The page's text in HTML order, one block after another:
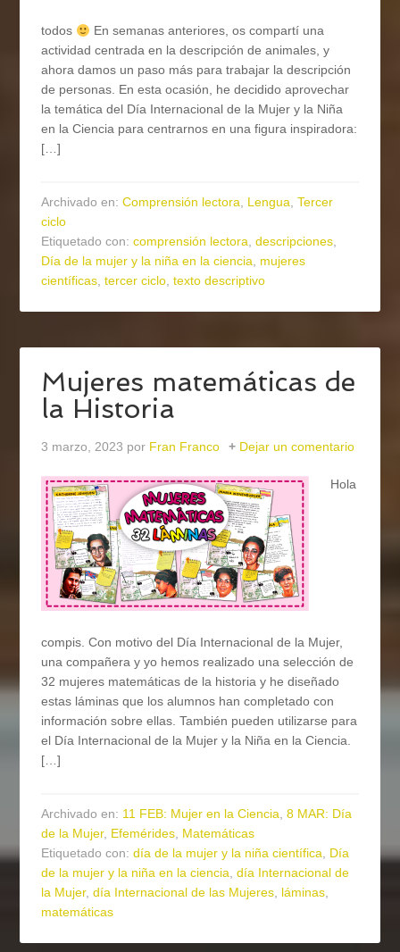
todos
En semanas anteriores, os compartí una
actividad centrada en la descripción de animales, y
ahora damos un paso más para trabajar la descripción
de personas. En esta ocasión, he decidido aprovechar
la temática del Día Internacional de la Mujer y la Niña
en la Ciencia para centrarnos en una figura inspiradora:
[…]
Archivado en:Comprensión lectora, Lengua,Tercer
ciclo
Etiquetado con:comprensión lectora,descripciones,
Día de la mujer y la niña en la ciencia, mujeres
científicas,tercer ciclo,texto descriptivo
Mujeres matemáticas de
la Historia
3 marzo, 2023 por Fran Franco Dejar un comentario
Hola
compis. Con motivo del Día Internacional de la Mujer,
una compañera y yo hemos realizado una selección de
32 mujeres matemáticas de la historia y he diseñado
estas láminas que los alumnos han completado con
información sobre ellas. También pueden utilizarse para
el Día Internacional de la Mujer y la Niña en la Ciencia.
[…]
Archivado en: 11 FEB: Mujer en la Ciencia,8 MAR: Día
de la Mujer, Efemérides, Matemáticas
Etiquetado con:día de la mujer y la niña científica, Día
de la mujer y la niña en la ciencia,día Internacional de
la Mujer,día Internacional de las Mujeres, láminas,
matemáticas